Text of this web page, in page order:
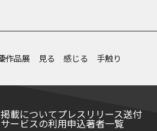
作品展 見る 感じる 手触り
載についてプレスリリース送付
ービスの利用申込著者一覧